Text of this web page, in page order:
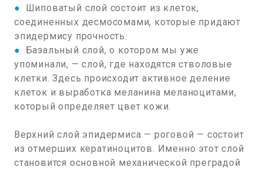
● Шиповатый слой состоит из клеток,
соединенных десмосомами, которые придают
эпидермису прочность.
● Базальный слой, о котором мы уже
упоминали, — слой, где находятся стволовые
клетки. Здесь происходит активное деление
клеток и выработка меланина меланоцитами,
который определяет цвет кожи.
Верхний слой эпидермиса — роговой — состоит
из отмерших кератиноцитов. Именно этот слой
становится основной механической преградой